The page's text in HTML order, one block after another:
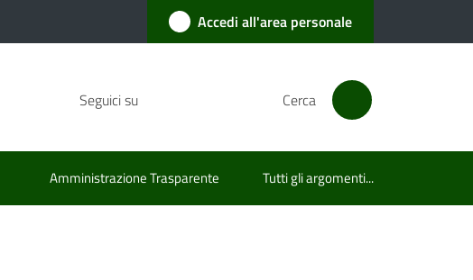
Accedi all'area personale
Seguici su Cerca
Amministrazione Trasparente Tutti gli argomenti...